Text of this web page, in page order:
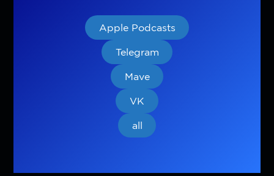
Apple Podcasts
Telegram
Mave
VK
all